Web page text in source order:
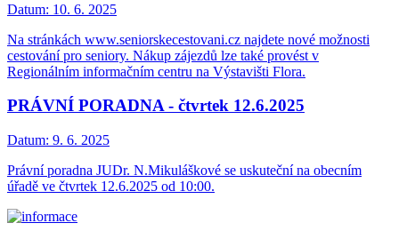
Datum: 10. 6. 2025
Na stránkách www.seniorskecestovani.cz najdete nové možnosti
cestování pro seniory. Nákup zájezdů lze také provést v
Regionálním informačním centru na Výstavišti Flora.
PRÁVNÍ PORADNA - čtvrtek 12.6.2025
Datum: 9. 6. 2025
Právní poradna JUDr. N.Mikuláškové se uskuteční na obecním
úřadě ve čtvrtek 12.6.2025 od 10:00.